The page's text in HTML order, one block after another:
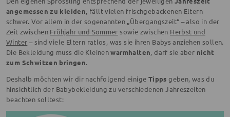
angemessen zu kleiden, fällt vielen frischgebackenen Eltern
schwer. Vor allem in der sogenannten „Übergangszeit“ – also in der
Zeit zwischen Frühjahr und Sommer sowie zwischen Herbst und
Winter – sind viele Eltern ratlos, was sie ihren Babys anziehen sollen.
Die Bekleidung muss die Kleinenwarmhalten, darf sie aber nicht
zum Schwitzen bringen.
Deshalb möchten wir dir nachfolgend einige Tipps geben, was du
hinsichtlich der Babybekleidung zu verschiedenen Jahreszeiten
beachten solltest: